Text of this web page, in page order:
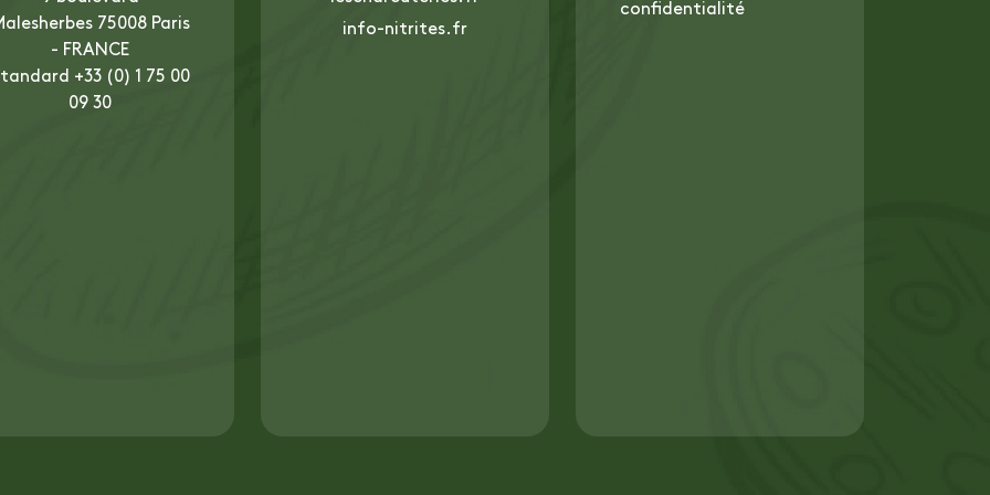
75008 Paris
- FRANCE
+33 (0) 1 75 00
09 30
info-nitrites.fr
confidentialité